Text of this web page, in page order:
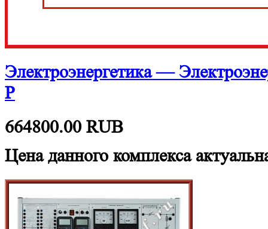
Электроэнергетика —
Р
664800.00RUB
Цена данного комплекса